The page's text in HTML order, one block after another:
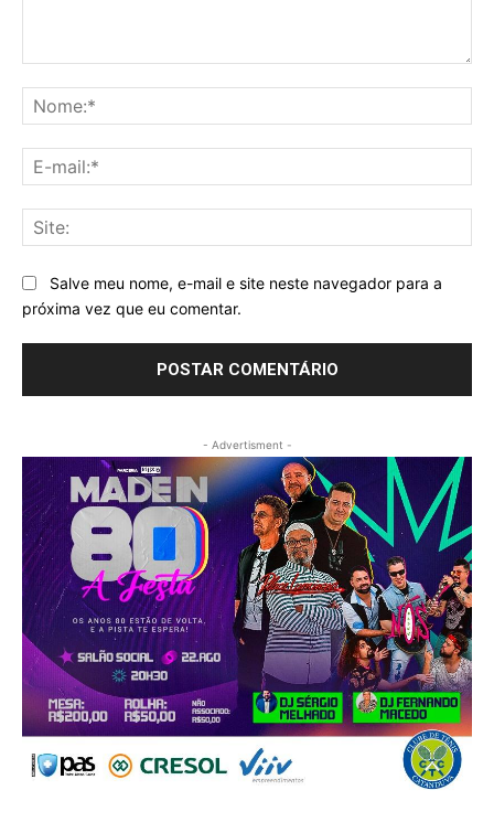
Salve meu nome, e-mail e site neste navegador para a
próxima vez que eu comentar.
- Advertisment -